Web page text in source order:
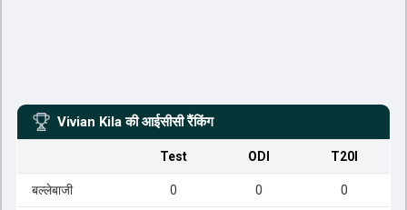
Vivian Kila की आईसीसी रैंकिंग
Test ODI T20I
बल्लेबाजी 0 0 0